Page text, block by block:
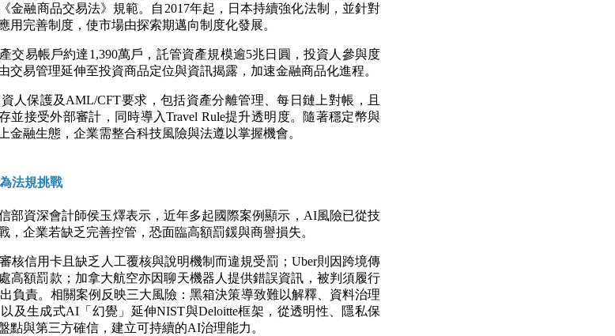
金融商品交易法》規範。自2017年起，日本持續強化法制，並針對
用完善制度，使市場由探索期邁向制度化發展。
交易帳戶約達1,390萬戶，託管資產規模逾5兆日圓，投資人參與度
交易管理延伸至投資商品定位與資訊揭露，加速金融商品化進程。
人保護及AML/CFT要求，包括資產分離管理、每日鏈上對帳，且
並接受外部審計，同時導入Travel Rule提升透明度。隨著穩定幣與
金融生態，企業需整合科技風險與法遵以掌握機會。
法規挑戰
部資深會計師侯玉燡表示，近年多起國際案例顯示，AI風險已從技
，企業若缺乏完善控管，恐面臨高額罰鍰與商譽損失。
核信用卡且缺乏人工覆核與說明機制而違規受罰；Uber則因跨境傳
高額罰款；加拿大航空亦因聊天機器人提供錯誤資訊，被判須履行
負責。相關案例反映三大風險：黑箱決策導致難以解釋、資料治理
及生成式AI「幻覺」延伸NIST與Deloitte框架，從透明性、隱私保
點與第三方確信，建立可持續的AI治理能力。